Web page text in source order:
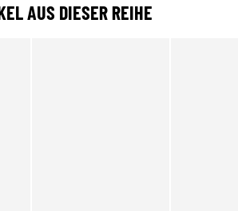
AUS DIESER REIHE